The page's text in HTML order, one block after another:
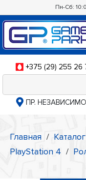
Пн-Сб:
+375 (29) 255 26
ПР.
Главная / Каталог
PlayStation 4 /